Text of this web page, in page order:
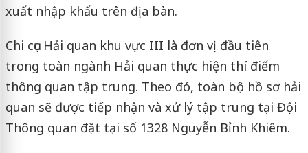
xuất nhập khẩu trên địa bàn.
Chi cục Hải quan khu vực III là đơn vị đầu tiên
trong toàn ngành Hải quan thực hiện thí điểm
thông quan tập trung. Theo đó, toàn bộ hồ sơ hải
quan sẽ được tiếp nhận và xử lý tập trung tại Đội
Thông quan đặt tại số 1328 Nguyễn Bỉnh Khiêm.